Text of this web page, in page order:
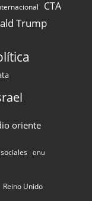
CTA
Trump
oriente
onu
Reino Unido